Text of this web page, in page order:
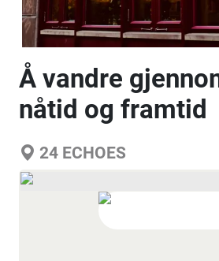
Å vandre
nåtid og framtid
24 ECHOES